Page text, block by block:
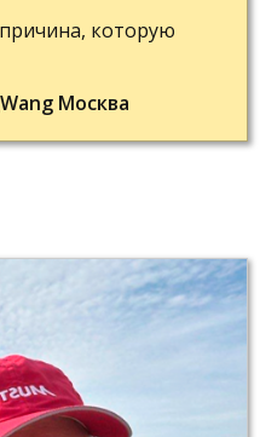
которую
Москва